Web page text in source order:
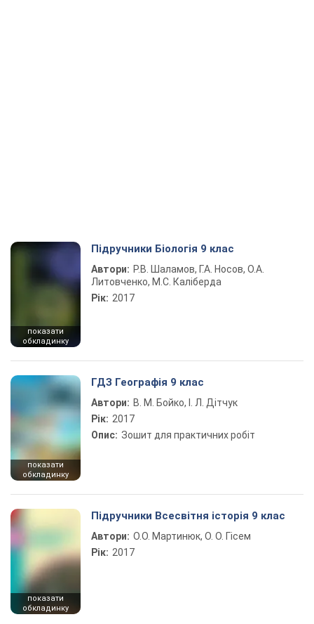
показати
обкладинку
Підручники Біологія 9 клас
Автори: Р.В. Шаламов, Г.А. Носов, О.А.
Литовченко, М.С. Каліберда
Рік: 2017
показати
обкладинку
ГДЗ Географія 9 клас
Автори: В. М. Бойко, І. Л. Дітчук
Рік: 2017
Опис: Зошит для практичних робіт
показати
обкладинку
Підручники Всесвітня історія 9 клас
Автори: О.О. Мартинюк, О. О. Гісем
Рік: 2017